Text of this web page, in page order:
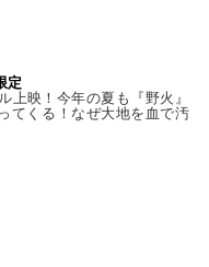
定
上映！今年の夏も『野火』
てくる！なぜ大地を血で汚